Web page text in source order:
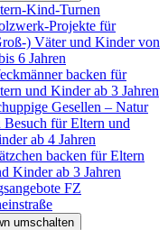
Kind-Turnen
Projekte für
) Väter und Kinder von
6 Jahren
backen für
und Kinder ab 3 Jahren
Gesellen – Natur
Besuch für Eltern und
ab 4 Jahren
backen für Eltern
Kinder ab 3 Jahren
FZ
umschalten